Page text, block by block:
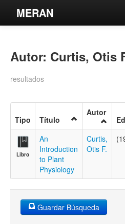
MERAN
Búsqueda Avanzada
Contacto
Iniciar sesión
Autor: Curtis, Otis
resultados
Tipo Título
Autor
Libro
An
Introduction
to Plant
Physiology
Curtis,
Otis F.
Guardar Búsqueda